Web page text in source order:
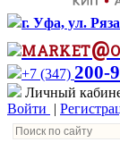
г. Уфа, ул.
+7 (347) 200-
Личный
Войти |